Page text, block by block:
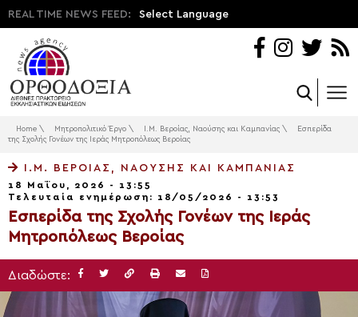
REAL TIME NEWS FEED: Select Language
Home \ Μητροπολιτικό Έργο \ Ι.Μ. Βεροίας, Ναούσης και Καμπανίας \
Εσπερίδα
της Σχολής Γονέων της Ιεράς Μητροπόλεως Βεροίας
Ι.Μ. ΒΕΡΟΊΑΣ, ΝΑΟΎΣΗΣ ΚΑΙ ΚΑΜΠΑΝΊΑΣ
18 Μαΐου, 2026 - 13:55
Τελευταία ενημέρωση: 18/05/2026 - 13:53
Εσπερίδα της Σχολής Γονέων της Ιεράς
Μητροπόλεως Βεροίας
Διαδώστε: